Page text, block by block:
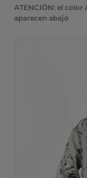
ATENCIÓN: el color
aparecen abajo